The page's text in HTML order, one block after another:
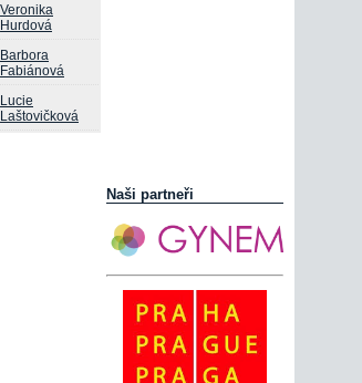
Veronika
Hurdová
Barbora
Fabiánová
Lucie
Laštovičková
Naši partneři